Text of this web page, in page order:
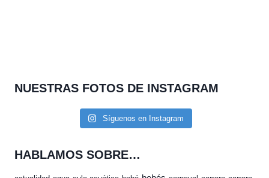
NUESTRAS FOTOS DE INSTAGRAM
Síguenos en Instagram
HABLAMOS SOBRE…